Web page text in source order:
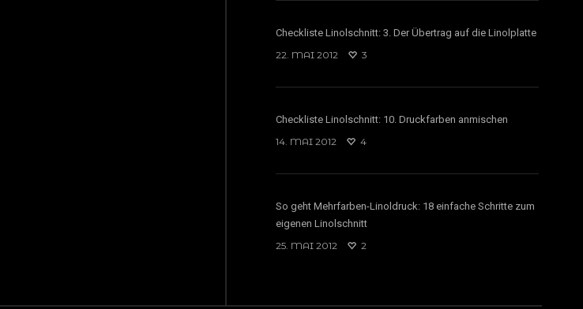
Checkliste Linolschnitt: 3. Der Übertrag auf die Linolplatte
22. MAI 2012
3
Checkliste Linolschnitt: 10. Druckfarben anmischen
14. MAI 2012
4
So geht Mehrfarben-Linoldruck: 18 einfache Schritte zum
eigenen Linolschnitt
25. MAI 2012
2